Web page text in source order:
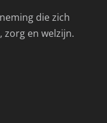
die zich
en welzijn.